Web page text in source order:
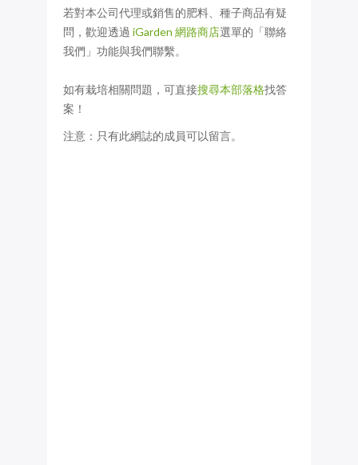
若對本公司代理或銷售的肥料、種子商品有疑
問，歡迎透過 iGarden 網路商店選單的「聯絡
我們」功能與我們聯繫。
如有栽培相關問題，可直接搜尋本部落格找答
案！
注意：只有此網誌的成員可以留言。